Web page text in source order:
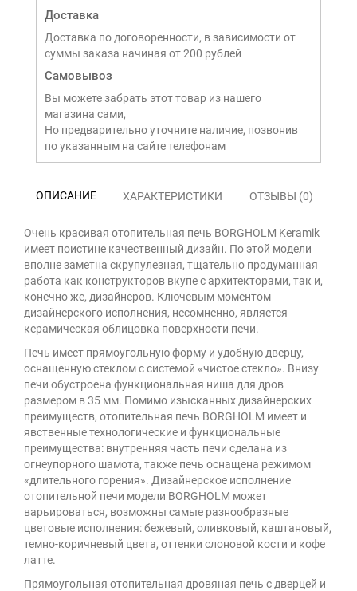
Доставка
Доставка по договоренности, в зависимости от
суммы заказа начиная от 200 рублей
Самовывоз
Вы можете забрать этот товар из нашего
магазина сами,
Но предварительно уточните наличие, позвонив
по указанным на сайте телефонам
ОПИСАНИЕ ХАРАКТЕРИСТИКИ ОТЗЫВЫ (0)
Очень красивая отопительная печь BORGHOLM Keramik
имеет поистине качественный дизайн. По этой модели
вполне заметна скрупулезная, тщательно продуманная
работа как конструкторов вкупе с архитекторами, так и,
конечно же, дизайнеров. Ключевым моментом
дизайнерского исполнения, несомненно, является
керамическая облицовка поверхности печи.
Печь имеет прямоугольную форму и удобную дверцу,
оснащенную стеклом с системой «чистое стекло». Внизу
печи обустроена функциональная ниша для дров
размером в 35 мм. Помимо изысканных дизайнерских
преимуществ, отопительная печь BORGHOLM имеет и
явственные технологические и функциональные
преимущества: внутренняя часть печи сделана из
огнеупорного шамота, также печь оснащена режимом
«длительного горения». Дизайнерское исполнение
отопительной печи модели BORGHOLM может
варьироваться, возможны самые разнообразные
цветовые исполнения: бежевый, оливковый, каштановый,
темно-коричневый цвета, оттенки слоновой кости и кофе
латте.
Прямоугольная отопительная дровяная печь с дверцей и